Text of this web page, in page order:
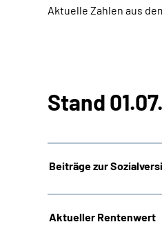
Aktuelle Zahlen aus
Stand
Beiträge zur
Aktueller Rentenwert